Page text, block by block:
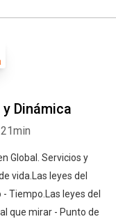
Dinámica
Global. Servicios y
vida.Las leyes del
Tiempo.Las leyes del
que mirar - Punto de